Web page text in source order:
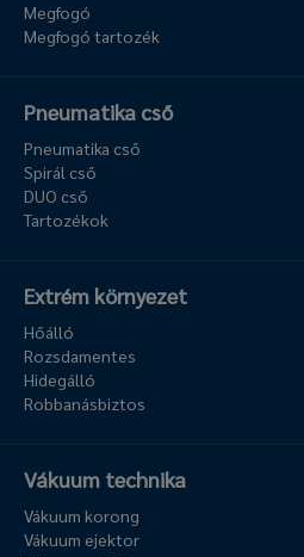
Megfogó
Megfogó tartozék
Pneumatika cső
Pneumatika cső
Spirál cső
DUO cső
Tartozékok
Extrém környezet
Hőálló
Rozsdamentes
Hidegálló
Robbanásbiztos
Vákuum technika
Vákuum korong
Vákuum ejektor